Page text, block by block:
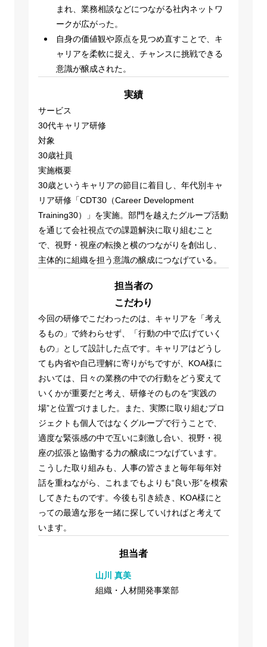
まれ、業務相談などにつながる社内ネットワ
ークが広がった。
自身の価値観や原点を見つめ直すことで、キ
ャリアを柔軟に捉え、チャンスに挑戦できる
意識が醸成された。
実績
サービス
30代キャリア研修
対象
30歳社員
実施概要
30歳というキャリアの節目に着目し、年代別キャ
リア研修「CDT30（Career Development
Training30）」を実施。部門を越えたグループ活動
を通じて会社視点での課題解決に取り組むこと
で、視野・視座の転換と横のつながりを創出し、
主体的に組織を担う意識の醸成につなげている。
担当者の
こだわり
今回の研修でこだわったのは、キャリアを「考え
るもの」で終わらせず、「行動の中で広げていく
もの」として設計した点です。キャリアはどうし
ても内省や自己理解に寄りがちですが、KOA様に
おいては、日々の業務の中での行動をどう変えて
いくかが重要だと考え、研修そのものを“実践の
場”と位置づけました。また、実際に取り組むプロ
ジェクトも個人ではなくグループで行うことで、
適度な緊張感の中で互いに刺激し合い、視野・視
座の拡張と協働する力の醸成につなげています。
こうした取り組みも、人事の皆さまと毎年毎年対
話を重ねながら、これまでもよりも“良い形”を模索
してきたものです。今後も引き続き、KOA様にと
っての最適な形を一緒に探していければと考えて
います。
担当者
山川 真美
組織・人材開発事業部